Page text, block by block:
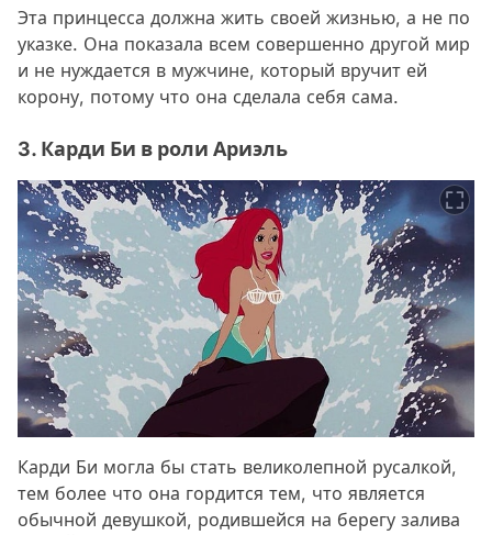
Эта принцесса должна жить своей жизнью, а не по
указке. Она показала всем совершенно другой мир
и не нуждается в мужчине, который вручит ей
корону, потому что она сделала себя сама.
3. Карди Би в роли Ариэль
Карди Би могла бы стать великолепной русалкой,
тем более что она гордится тем, что является
обычной девушкой, родившейся на берегу залива